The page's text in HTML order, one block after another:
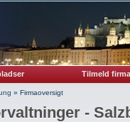
Tilmeld firma
» Firmaoversigt
-